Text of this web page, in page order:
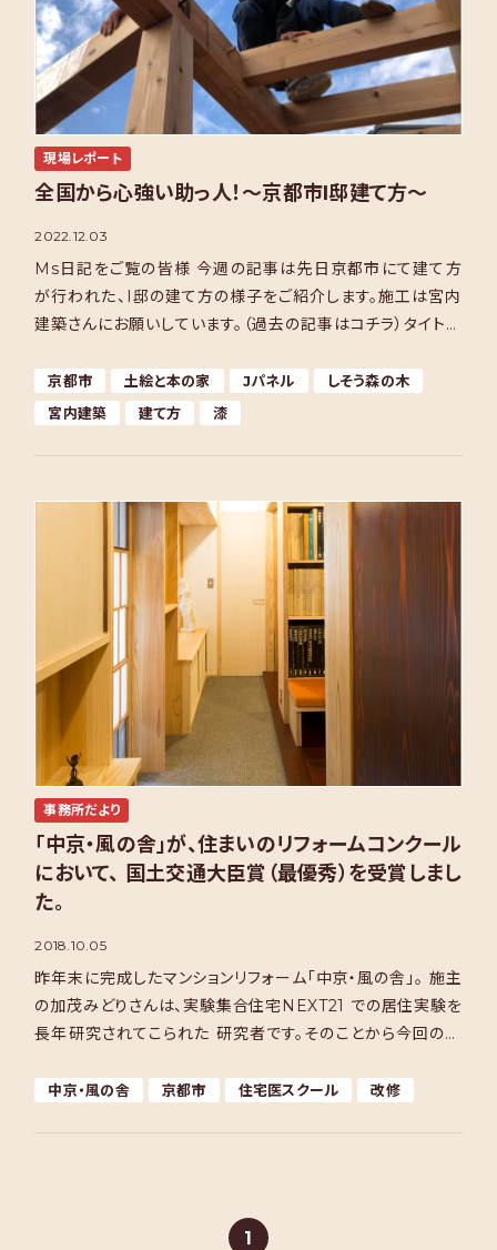
現場レポート
全国から心強い助っ人！～京都市I邸建て方～
2022.12.03
Ms日記をご覧の皆様 今週の記事は先日京都市にて建て方
が行われた、I邸の建て方の様子をご紹介します。施工は宮内
建築さんにお願いしています。（過去の記事はコチラ）タイトル
京都市 土絵と本の家 Jパネル
しそう森の木
宮内建築
建て方 漆
事務所だより
「中京・風の舎」が、住まいのリフォームコンクール
において、 国土交通大臣賞（最優秀）を受賞しまし
た。
2018.10.05
昨年末に完成したマンションリフォーム「中京・風の舎」。 施主
の加茂みどりさんは、実験集合住宅NEXT21 での居住実験を
長年研究されてこられた 研究者です。そのことから今回の改
中京・風の舎 京都市 住宅医スクール 改修
1